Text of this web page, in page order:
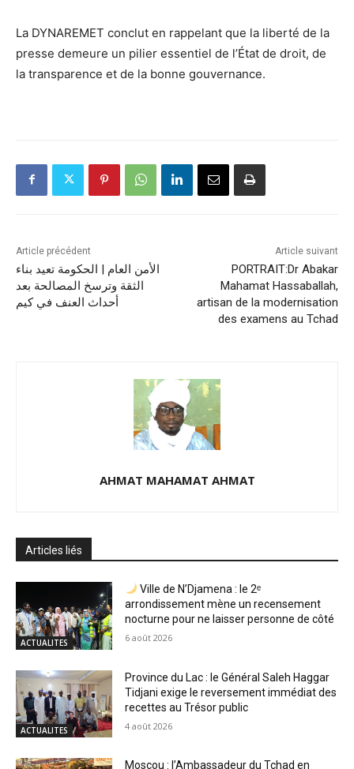
La DYNAREMET conclut en rappelant que la liberté de la
presse demeure un pilier essentiel de l’État de droit, de
la transparence et de la bonne gouvernance.
Article précédent
الأمن العام | الحكومة تعيد بناء
الثقة وترسخ المصالحة بعد
أحداث العنف في كيم
Article suivant
PORTRAIT:Dr Abakar
Mahamat Hassaballah,
artisan de la modernisation
des examens au Tchad
AHMAT MAHAMAT AHMAT
Articles liés
ACTUALITES
Ville de N’Djamena : le 2ᵉ
arrondissement mène un recensement
nocturne pour ne laisser personne de côté
6 août 2026
ACTUALITES
Province du Lac : le Général Saleh Haggar
Tidjani exige le reversement immédiat des
recettes au Trésor public
4 août 2026
Moscou : l’Ambassadeur du Tchad en